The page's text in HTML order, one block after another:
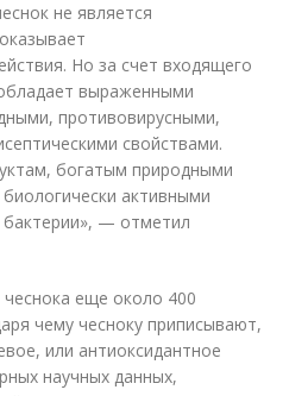
не является
Но за счет входящего
выраженными
противовирусными,
свойствами.
богатым природными
активными
— отметил
еще около 400
чему чесноку приписывают,
или антиоксидантное
научных данных,